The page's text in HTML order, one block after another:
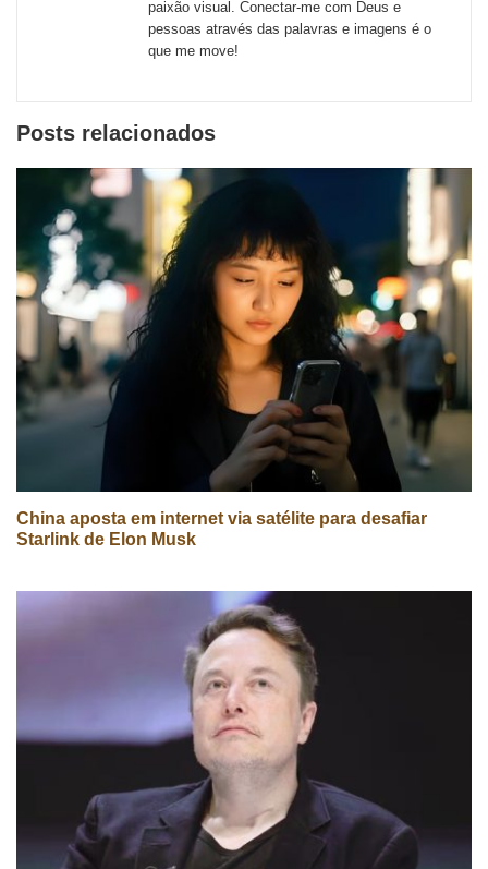
paixão visual. Conectar-me com Deus e
pessoas através das palavras e imagens é o
que me move!
Posts relacionados
China aposta em internet via satélite para desafiar
Starlink de Elon Musk